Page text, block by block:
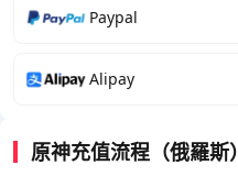
Paypal
Alipay
原神充值流程（俄羅斯）